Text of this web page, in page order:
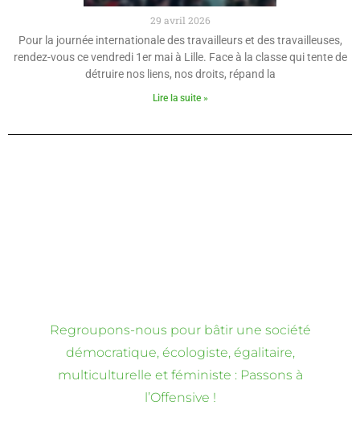
29 avril 2026
Pour la journée internationale des travailleurs et des travailleuses,
rendez-vous ce vendredi 1er mai à Lille. Face à la classe qui tente de
détruire nos liens, nos droits, répand la
Lire la suite »
Regroupons-nous pour bâtir une société
démocratique, écologiste, égalitaire,
multiculturelle et féministe : Passons à
l’Offensive !